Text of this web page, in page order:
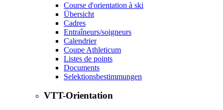
Course d'orientation à ski
Übersicht
Cadres
Entraîneurs/soigneurs
Calendrier
Coupe Athleticum
Listes de points
Documents
Selektionsbestimmungen
VTT-Orientation